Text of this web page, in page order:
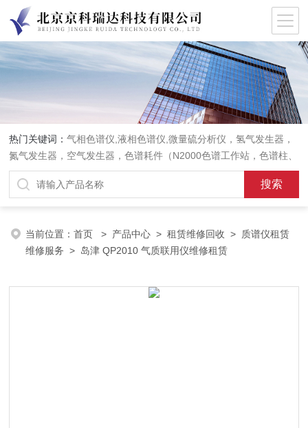
热门关键词：气相色谱仪,液相色谱仪,微量硫分析仪，氢气发生器，
氮气发生器，空气发生器，色谱耗件（N2000色谱工作站，色谱柱、
阀件、进样器、色谱担体），顶空进样器，热解析仪，紫外分光光度
计，原子吸收分光光度计，傅立叶红外光谱仪，分析天平等常规实验
当前位置：首页 > 产品中心 >租赁维修回收 > 质谱仪租赁
维修服务 > 岛津 QP2010 气质联用仪维修租赁